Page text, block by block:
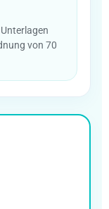
von 70